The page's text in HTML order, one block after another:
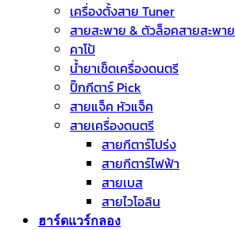
เครื่องตั้งสาย Tuner
สายสะพาย & ตัวล็อคสายสะพาย
คาโป้
น้ำยาเช็ดเครื่องดนตรี
ปิ๊กกีตาร์ Pick
สายแจ็ค หัวแจ็ค
สายเครื่องดนตรี
สายกีตาร์โปร่ง
สายกีตาร์ไฟฟ้า
สายเบส
สายไวโอลิน
ฮาร์ดแวร์กลอง